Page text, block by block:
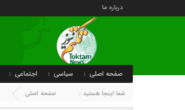
درباره ما
صفحه اصلی سیاسی اجتماعی
شما اینجا هستید : صفحه اصلی